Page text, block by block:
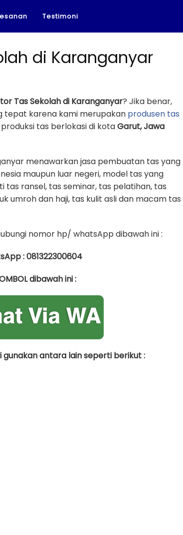
Testimoni
di Karanganyar
Tas Sekolah di Karanganyar? Jika benar,
tepat karena kami merupakan produsen tas
tas berlokasi di kotaGarut, Jawa
menawarkan jasa pembuatan tas yang
maupun luar negeri, model tas yang
ransel, tas seminar, tas pelatihan, tas
umroh dan haji, tas kulit asli dan macam tas
nomor hp/ whatsApp dibawah ini :
: 081322300604
dibawah ini :
antara lain seperti berikut :